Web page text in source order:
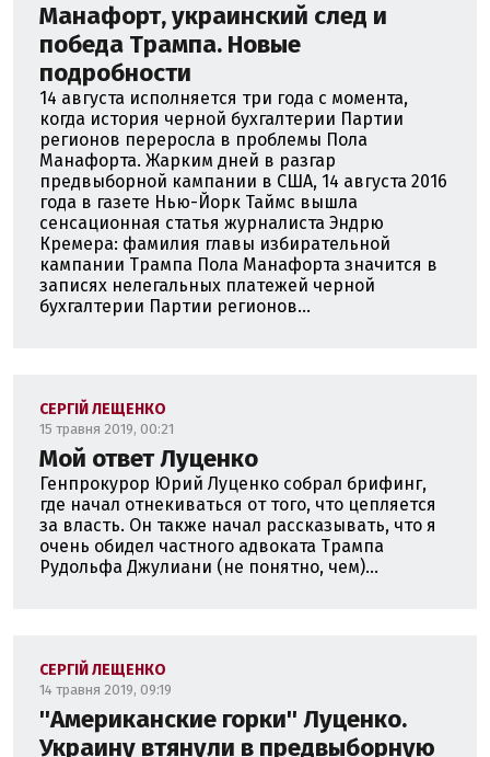
Манафорт, украинский след и
победа Трампа. Новые
подробности
14 августа исполняется три года с момента,
когда история черной бухгалтерии Партии
регионов переросла в проблемы Пола
Манафорта. Жарким дней в разгар
предвыборной кампании в США, 14 августа 2016
года в газете Нью-Йорк Таймс вышла
сенсационная статья журналиста Эндрю
Кремера: фамилия главы избирательной
кампании Трампа Пола Манафорта значится в
записях нелегальных платежей черной
бухгалтерии Партии регионов...
СЕРГІЙ ЛЕЩЕНКО
15 травня 2019, 00:21
Мой ответ Луценко
Генпрокурор Юрий Луценко собрал брифинг,
где начал отнекиваться от того, что цепляется
за власть. Он также начал рассказывать, что я
очень обидел частного адвоката Трампа
Рудольфа Джулиани (не понятно, чем)...
СЕРГІЙ ЛЕЩЕНКО
14 травня 2019, 09:19
''Американские горки'' Луценко.
Украину втянули в предвыборную